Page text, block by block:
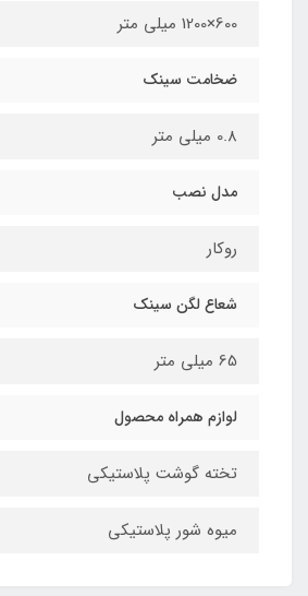
600×1200 میلی متر
ضخامت سینک
0.8 میلی متر
مدل نصب
روکار
شعاع لگن سینک
65 میلی متر
لوازم همراه محصول
تخته گوشت پلاستیکی
میوه شور پلاستیکی